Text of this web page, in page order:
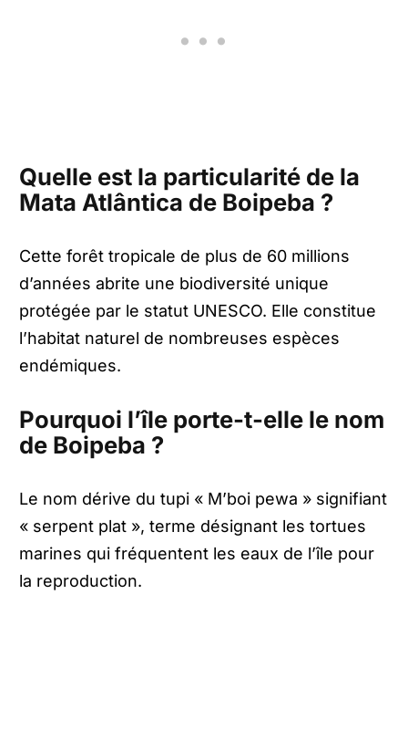
Quelle est la particularité de la
Mata Atlântica de Boipeba ?
Cette forêt tropicale de plus de 60 millions
d’années abrite une biodiversité unique
protégée par le statut UNESCO. Elle constitue
l’habitat naturel de nombreuses espèces
endémiques.
Pourquoi l’île porte-t-elle le nom
de Boipeba ?
Le nom dérive du tupi « M’boi pewa » signifiant
« serpent plat », terme désignant les tortues
marines qui fréquentent les eaux de l’île pour
la reproduction.